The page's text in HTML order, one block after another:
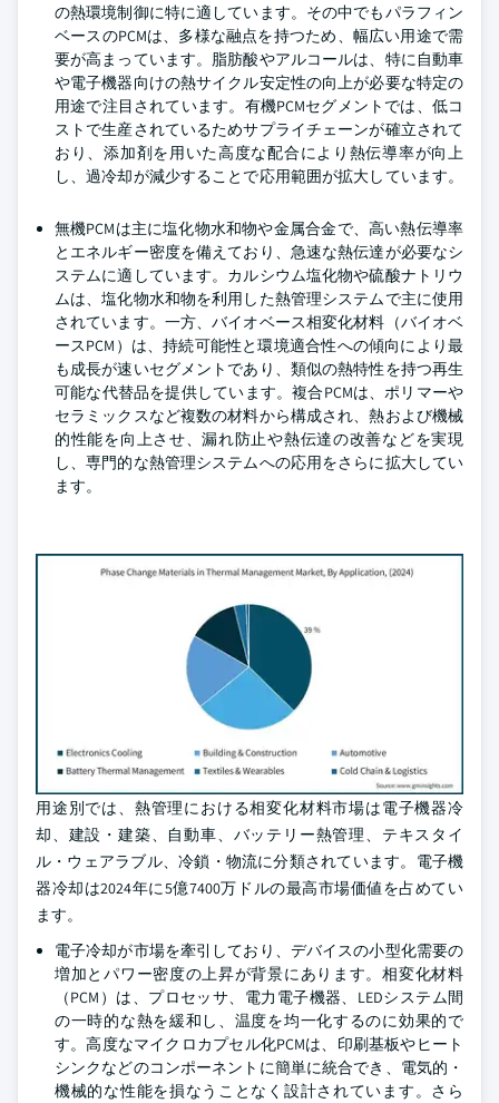
の熱環境制御に特に適しています。その中でもパラフィン
ベースのPCMは、多様な融点を持つため、幅広い用途で需
要が高まっています。脂肪酸やアルコールは、特に自動車
や電子機器向けの熱サイクル安定性の向上が必要な特定の
用途で注目されています。有機PCMセグメントでは、低コ
ストで生産されているためサプライチェーンが確立されて
おり、添加剤を用いた高度な配合により熱伝導率が向上
し、過冷却が減少することで応用範囲が拡大しています。
無機PCMは主に塩化物水和物や金属合金で、高い熱伝導率
とエネルギー密度を備えており、急速な熱伝達が必要なシ
ステムに適しています。カルシウム塩化物や硫酸ナトリウ
ムは、塩化物水和物を利用した熱管理システムで主に使用
されています。一方、バイオベース相変化材料（バイオベ
ースPCM）は、持続可能性と環境適合性への傾向により最
も成長が速いセグメントであり、類似の熱特性を持つ再生
可能な代替品を提供しています。複合PCMは、ポリマーや
セラミックスなど複数の材料から構成され、熱および機械
的性能を向上させ、漏れ防止や熱伝達の改善などを実現
し、専門的な熱管理システムへの応用をさらに拡大してい
ます。
用途別では、熱管理における相変化材料市場は電子機器冷
却、建設・建築、自動車、バッテリー熱管理、テキスタイ
ル・ウェアラブル、冷鎖・物流に分類されています。電子機
器冷却は2024年に5億7400万ドルの最高市場価値を占めてい
ます。
電子冷却が市場を牽引しており、デバイスの小型化需要の
増加とパワー密度の上昇が背景にあります。相変化材料
（PCM）は、プロセッサ、電力電子機器、LEDシステム間
の一時的な熱を緩和し、温度を均一化するのに効果的で
す。高度なマイクロカプセル化PCMは、印刷基板やヒート
シンクなどのコンポーネントに簡単に統合でき、電気的・
機械的な性能を損なうことなく設計されています。さら